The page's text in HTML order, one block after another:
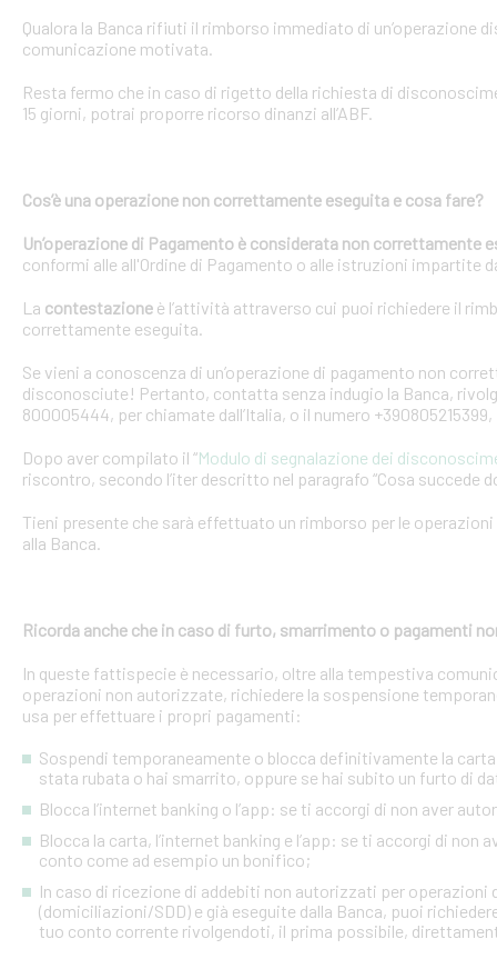
Qualora la Banca rifiuti il rimborso immediato di un’operazione
comunicazione motivata.
Resta fermo che in caso di rigetto della richiesta di
15 giorni, potrai proporre ricorso dinanzi all’ABF.
Cos’è una operazione non correttamente eseguita e cosa fare?
Un’operazione di Pagamento è considerata non correttamente
conformi alle all'Ordine di Pagamento o alle istruzioni impartite
La contestazione è l’attività attraverso cui puoi richiedere il
correttamente eseguita.
Se vieni a conoscenza di un’operazione di pagamento non
disconosciute! Pertanto, contatta senza indugio la Banca,
800005444, per chiamate dall’Italia, o il numero
Dopo aver compilato il “Modulo di segnalazione dei
riscontro, secondo l’iter descritto nel paragrafo “Cosa succede
Tieni presente che sarà effettuato un rimborso per le
alla Banca.
Ricorda anche che in caso di furto, smarrimento o pagamenti
In queste fattispecie è necessario, oltre alla tempestiva
operazioni non autorizzate, richiedere la sospensione
usa per effettuare i propri pagamenti:
Sospendi temporaneamente o blocca definitivamente la
stata rubata o hai smarrito, oppure se hai subito un furto di
Blocca l’internet banking o l’app: se ti accorgi di non aver
Blocca la carta, l’internet banking e l’app: se ti accorgi di
conto come ad esempio un bonifico;
In caso di ricezione di addebiti non autorizzati per
(domiciliazioni/SDD) e già eseguite dalla Banca, puoi
tuo conto corrente rivolgendoti, il prima possibile,